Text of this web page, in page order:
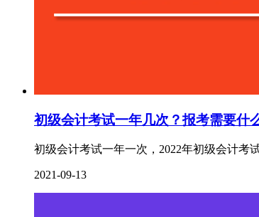
初级会计考试一年几次？报考需要什
初级会计考试一年一次，2022年初级会计考
2021-09-13